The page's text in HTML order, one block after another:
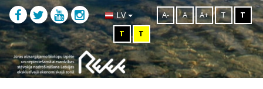
LV A- A A+ T
T
T
T